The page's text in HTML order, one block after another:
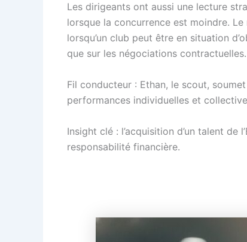
Les dirigeants ont aussi une lecture
lorsque la concurrence est moindre.
lorsqu’un club peut être en situation
que sur les négociations contractuelles.
Fil conducteur : Ethan, le scout,
performances individuelles et
Insight clé : l’acquisition d’un talent
responsabilité financière.